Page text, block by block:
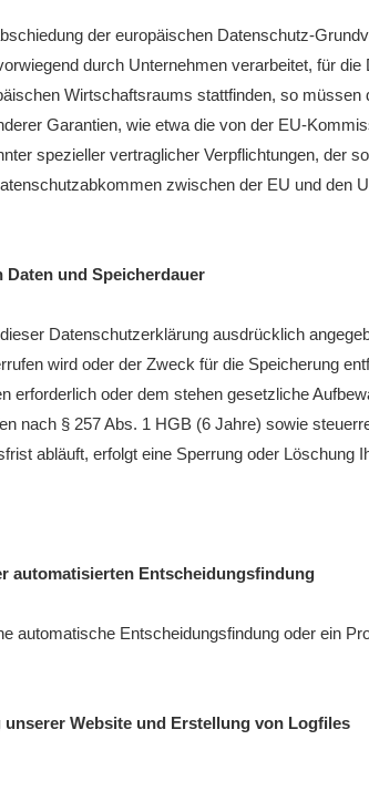
der europäischen Datenschutz-
durch Unternehmen verarbeitet, für
Wirtschaftsraums stattfinden, so
Garantien, wie etwa die von der EU-
spezieller vertraglicher Verpflichtungen, der
zwischen der EU und den
Daten und Speicherdauer
Datenschutzerklärung ausdrücklich
wird oder der Zweck für die Speicherung
erforderlich oder dem stehen gesetzliche
nach § 257 Abs. 1 HGB (6 Jahre) sowie
abläuft, erfolgt eine Sperrung oder
automatisierten Entscheidungsfindung
automatische Entscheidungsfindung oder ein
Website und Erstellung von Logfiles